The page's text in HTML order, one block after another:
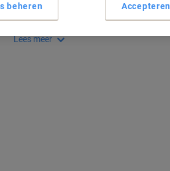
100 gelinieerde pagina's per blok
Geschikt voor dagelijks gebruik
Lees meer
beheren Accepteren